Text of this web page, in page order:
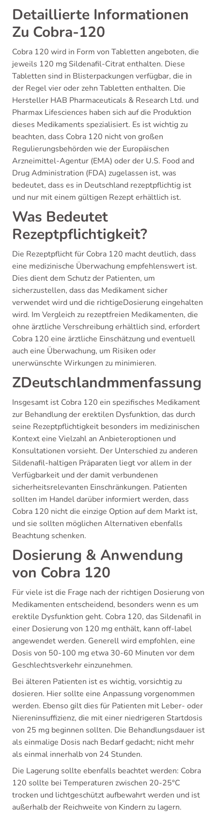
Detaillierte Informationen
Zu Cobra-120
Cobra 120 wird in Form von Tabletten angeboten, die
jeweils 120 mg Sildenafil-Citrat enthalten. Diese
Tabletten sind in Blisterpackungen verfügbar, die in
der Regel vier oder zehn Tabletten enthalten. Die
Hersteller HAB Pharmaceuticals & Research Ltd. und
Pharmax Lifesciences haben sich auf die Produktion
dieses Medikaments spezialisiert. Es ist wichtig zu
beachten, dass Cobra 120 nicht von großen
Regulierungsbehörden wie der Europäischen
Arzneimittel-Agentur (EMA) oder der U.S. Food and
Drug Administration (FDA) zugelassen ist, was
bedeutet, dass es in Deutschland rezeptpflichtig ist
und nur mit einem gültigen Rezept erhältlich ist.
Was Bedeutet
Rezeptpflichtigkeit?
Die Rezeptpflicht für Cobra 120 macht deutlich, dass
eine medizinische Überwachung empfehlenswert ist.
Dies dient dem Schutz der Patienten, um
sicherzustellen, dass das Medikament sicher
verwendet wird und die richtigeDosierung eingehalten
wird. Im Vergleich zu rezeptfreien Medikamenten, die
ohne ärztliche Verschreibung erhältlich sind, erfordert
Cobra 120 eine ärztliche Einschätzung und eventuell
auch eine Überwachung, um Risiken oder
unerwünschte Wirkungen zu minimieren.
ZDeutschlandmmenfassung
Insgesamt ist Cobra 120 ein spezifisches Medikament
zur Behandlung der erektilen Dysfunktion, das durch
seine Rezeptpflichtigkeit besonders im medizinischen
Kontext eine Vielzahl an Anbieteroptionen und
Konsultationen vorsieht. Der Unterschied zu anderen
Sildenafil-haltigen Präparaten liegt vor allem in der
Verfügbarkeit und der damit verbundenen
sicherheitsrelevanten Einschränkungen. Patienten
sollten im Handel darüber informiert werden, dass
Cobra 120 nicht die einzige Option auf dem Markt ist,
und sie sollten möglichen Alternativen ebenfalls
Beachtung schenken.
Dosierung & Anwendung
von Cobra 120
Für viele ist die Frage nach der richtigen Dosierung von
Medikamenten entscheidend, besonders wenn es um
erektile Dysfunktion geht. Cobra 120, das Sildenafil in
einer Dosierung von 120 mg enthält, kann off-label
angewendet werden. Generell wird empfohlen, eine
Dosis von 50-100 mg etwa 30-60 Minuten vor dem
Geschlechtsverkehr einzunehmen.
Bei älteren Patienten ist es wichtig, vorsichtig zu
dosieren. Hier sollte eine Anpassung vorgenommen
werden. Ebenso gilt dies für Patienten mit Leber- oder
Niereninsuffizienz, die mit einer niedrigeren Startdosis
von 25 mg beginnen sollten. Die Behandlungsdauer ist
als einmalige Dosis nach Bedarf gedacht; nicht mehr
als einmal innerhalb von 24 Stunden.
Die Lagerung sollte ebenfalls beachtet werden: Cobra
120 sollte bei Temperaturen zwischen 20-25°C
trocken und lichtgeschützt aufbewahrt werden und ist
außerhalb der Reichweite von Kindern zu lagern.